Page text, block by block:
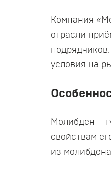
Компания
отрасли
условия на
Молибден –
свойствам
из